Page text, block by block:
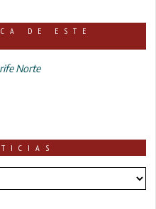
DE ESTE
Norte